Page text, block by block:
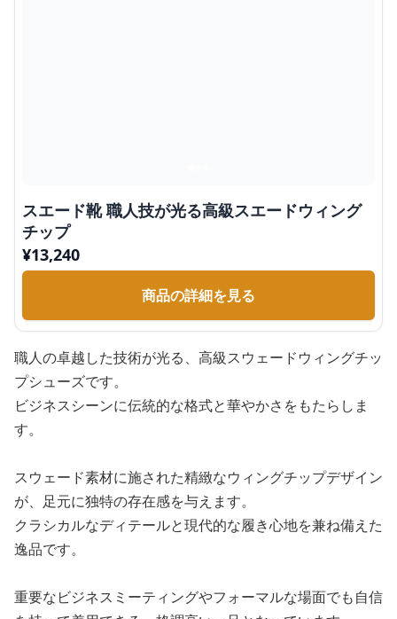
スエード靴 職人技が光る高級スエードウィング
チップ
¥13,240
商品の詳細を見る
職人の卓越した技術が光る、高級スウェードウィングチッ
プシューズです。
ビジネスシーンに伝統的な格式と華やかさをもたらしま
す。
スウェード素材に施された精緻なウィングチップデザイン
が、足元に独特の存在感を与えます。
クラシカルなディテールと現代的な履き心地を兼ね備えた
逸品です。
重要なビジネスミーティングやフォーマルな場面でも自信